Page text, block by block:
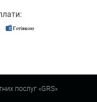
послуг «GRS»